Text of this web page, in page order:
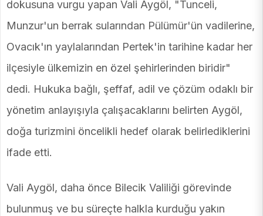
dokusuna vurgu yapan Vali Aygöl, "Tunceli,
Munzur'un berrak sularından Pülümür'ün vadilerine,
Ovacık'ın yaylalarından Pertek'in tarihine kadar her
ilçesiyle ülkemizin en özel şehirlerinden biridir"
dedi. Hukuka bağlı, şeffaf, adil ve çözüm odaklı bir
yönetim anlayışıyla çalışacaklarını belirten Aygöl,
doğa turizmini öncelikli hedef olarak belirlediklerini
ifade etti.
Vali Aygöl, daha önce Bilecik Valiliği görevinde
bulunmuş ve bu süreçte halkla kurduğu yakın